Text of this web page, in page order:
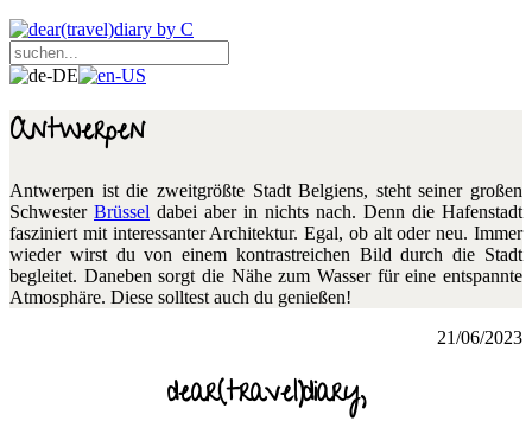
Antwerpen
Antwerpen ist die zweitgrößte Stadt Belgiens, steht seiner großen
Schwester Brüssel dabei aber in nichts nach. Denn die Hafenstadt
fasziniert mit interessanter Architektur. Egal, ob alt oder neu. Immer
wieder wirst du von einem kontrastreichen Bild durch die Stadt
begleitet. Daneben sorgt die Nähe zum Wasser für eine entspannte
Atmosphäre. Diese solltest auch du genießen!
21/06/2023
dear(travel)diary,